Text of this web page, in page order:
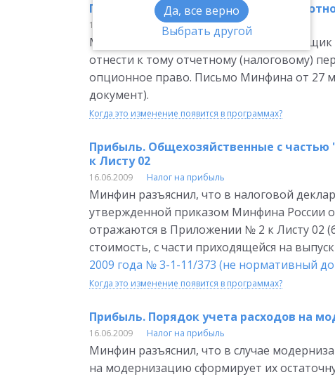
Да, все верно
Выбрать другой
Прибыль. Дата, на которую следует
16.06.2009 Налог на прибыль
Минфин разъяснил, что
отнести к тому отчетному (налоговому)
опционное право. Письмо Минфина от 27
документ).
Когда это изменение появится в программах?
Прибыль. Общехозяйственные с
к Листу 02
16.06.2009 Налог на прибыль
Минфин разъяснил, что в налоговой
утвержденной приказом Минфина России
отражаются в Приложении № 2 к Листу 02
стоимость, с части приходящейся на
2009 года № 3-1-11/373 (не нормативный
Когда это изменение появится в программах?
Прибыль. Порядок учета расходов на
16.06.2009 Налог на прибыль
Минфин разъяснил, что в случае
на модернизацию сформирует их